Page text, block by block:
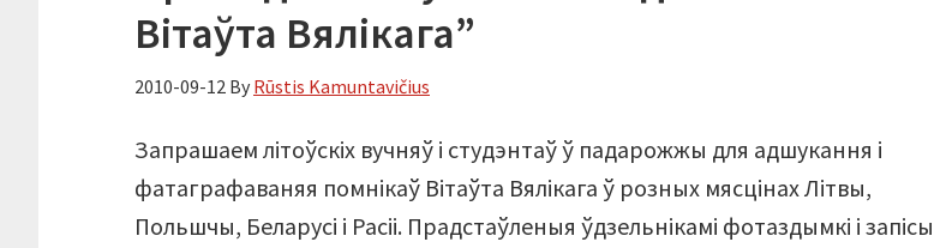
Вітаўта Вялікага”
2010-09-12 By Rūstis Kamuntavičius
Запрашаем літоўскіх вучняў і студэнтаў ў падарожжы для адшукання і
фатаграфаваняя помнікаў Вітаўта Вялікага ў розных мясцінах Літвы,
Польшчы, Беларусі і Расіі. Прадстаўленыя ўдзельнікамі фотаздымкі і запісы